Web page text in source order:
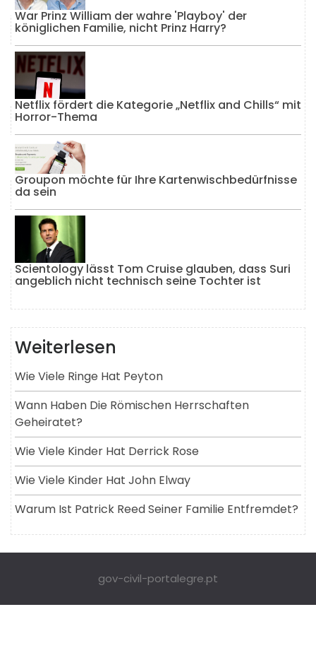
War Prinz William der wahre 'Playboy' der
königlichen Familie, nicht Prinz Harry?
Netflix fördert die Kategorie „Netflix and Chills“ mit
Horror-Thema
Groupon möchte für Ihre Kartenwischbedürfnisse
da sein
Scientology lässt Tom Cruise glauben, dass Suri
angeblich nicht technisch seine Tochter ist
Weiterlesen
Wie Viele Ringe Hat Peyton
Wann Haben Die Römischen Herrschaften
Geheiratet?
Wie Viele Kinder Hat Derrick Rose
Wie Viele Kinder Hat John Elway
Warum Ist Patrick Reed Seiner Familie Entfremdet?
gov-civil-portalegre.pt